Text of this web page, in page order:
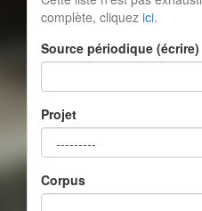
complète, cliquez ici.
Source périodique (écrire)
Projet
Corpus